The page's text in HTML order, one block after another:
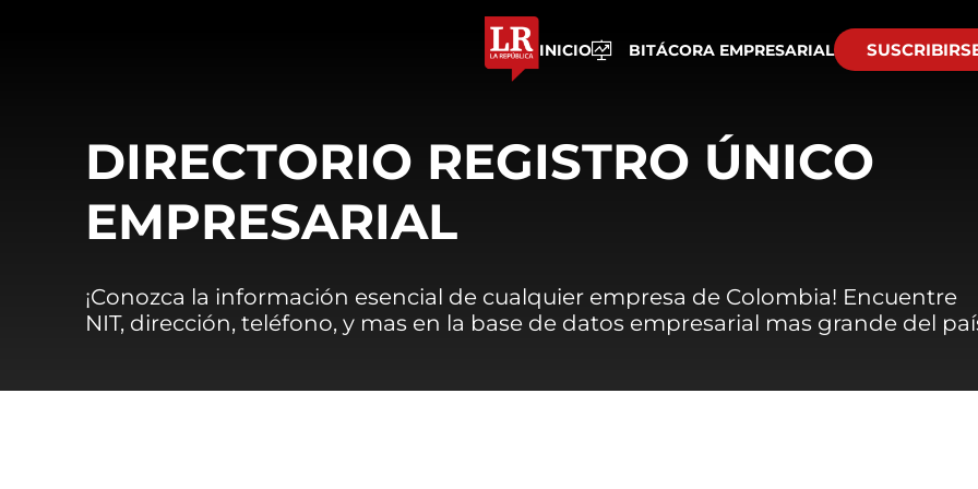
INICIO BITÁCORA EMPRESARIAL
DIRECTORIO REGISTRO ÚNICO
EMPRESARIAL
¡Conozca la información esencial de cualquier empresa de Colombia! Encuentre
NIT, dirección, teléfono, y mas en la base de datos empresarial mas grande del